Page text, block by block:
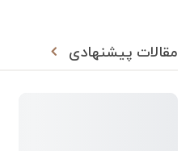
مقالات پیشنهادی